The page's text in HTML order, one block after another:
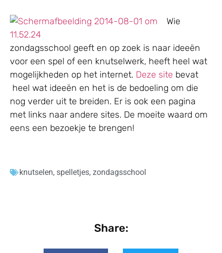
Wie
zondagsschool geeft en op zoek is naar ideeën
voor een spel of een knutselwerk, heeft heel wat
mogelijkheden op het internet. Deze site bevat
heel wat ideeën en het is de bedoeling om die
nog verder uit te breiden. Er is ook een pagina
met links naar andere sites. De moeite waard om
eens een bezoekje te brengen!
knutselen, spelletjes, zondagsschool
Share: